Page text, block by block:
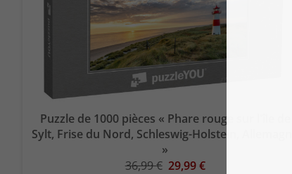
Puzzle de 1000 pièces « Phare rouge sur l'île de
Sylt, Frise du Nord, Schleswig-Holstein, Allemagne
»
36,99 € 29,99 €